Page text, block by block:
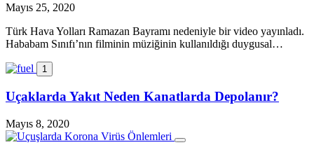
Mayıs 25, 2020
Türk Hava Yolları Ramazan Bayramı nedeniyle bir video yayınladı.
Hababam Sınıfı’nın filminin müziğinin kullanıldığı duygusal…
1
Uçaklarda Yakıt Neden Kanatlarda Depolanır?
Mayıs 8, 2020